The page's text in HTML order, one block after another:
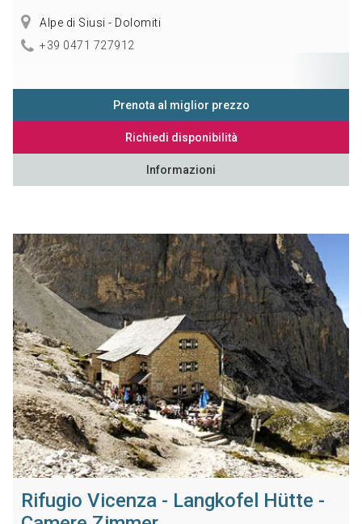
Alpe di Siusi - Dolomiti
+39 0471 727912
Prenota al miglior prezzo
Richiedi disponibilità
Informazioni
Rifugio Vicenza - Langkofel Hütte -